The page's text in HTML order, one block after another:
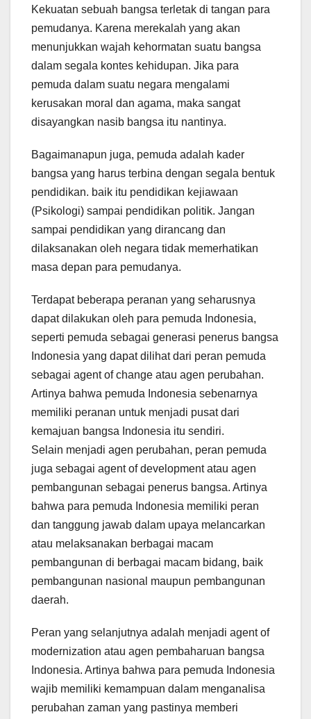
Kekuatan sebuah bangsa terletak di tangan para
pemudanya. Karena merekalah yang akan
menunjukkan wajah kehormatan suatu bangsa
dalam segala kontes kehidupan. Jika para
pemuda dalam suatu negara mengalami
kerusakan moral dan agama, maka sangat
disayangkan nasib bangsa itu nantinya.
Bagaimanapun juga, pemuda adalah kader
bangsa yang harus terbina dengan segala bentuk
pendidikan. baik itu pendidikan kejiawaan
(Psikologi) sampai pendidikan politik. Jangan
sampai pendidikan yang dirancang dan
dilaksanakan oleh negara tidak memerhatikan
masa depan para pemudanya.
Terdapat beberapa peranan yang seharusnya
dapat dilakukan oleh para pemuda Indonesia,
seperti pemuda sebagai generasi penerus bangsa
Indonesia yang dapat dilihat dari peran pemuda
sebagai agent of change atau agen perubahan.
Artinya bahwa pemuda Indonesia sebenarnya
memiliki peranan untuk menjadi pusat dari
kemajuan bangsa Indonesia itu sendiri.
Selain menjadi agen perubahan, peran pemuda
juga sebagai agent of development atau agen
pembangunan sebagai penerus bangsa. Artinya
bahwa para pemuda Indonesia memiliki peran
dan tanggung jawab dalam upaya melancarkan
atau melaksanakan berbagai macam
pembangunan di berbagai macam bidang, baik
pembangunan nasional maupun pembangunan
daerah.
Peran yang selanjutnya adalah menjadi agent of
modernization atau agen pembaharuan bangsa
Indonesia. Artinya bahwa para pemuda Indonesia
wajib memiliki kemampuan dalam menganalisa
perubahan zaman yang pastinya memberi